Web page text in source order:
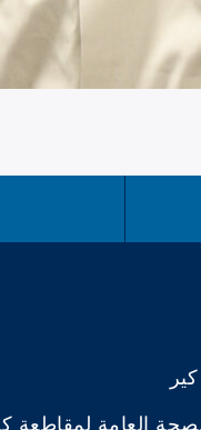
العامة لمقاطعة